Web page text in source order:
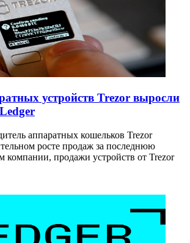
устройств Trezor выросли
аппаратных кошельков Trezor
росте продаж за последнюю
продажи устройств от Trezor